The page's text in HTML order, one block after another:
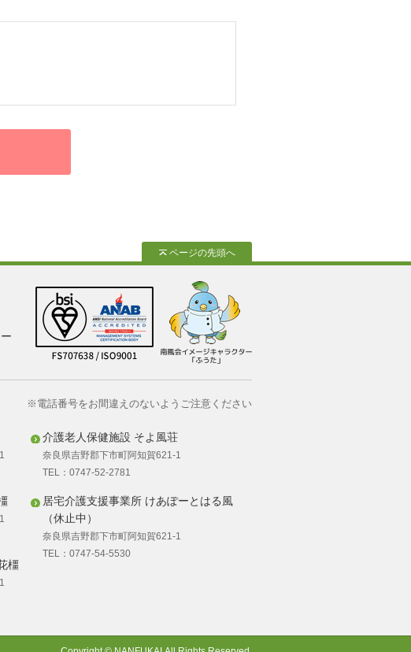
ページの先頭へ
※電話番号をお間違えのないようご注意ください
橿
介護老人保健施設 そよ風荘
奈良県吉野郡下市町阿知賀621-1
TEL：0747-52-2781
居宅介護支援事業所 けあぽーとはる風
（休止中）
奈良県吉野郡下市町阿知賀621-1
TEL：0747-54-5530